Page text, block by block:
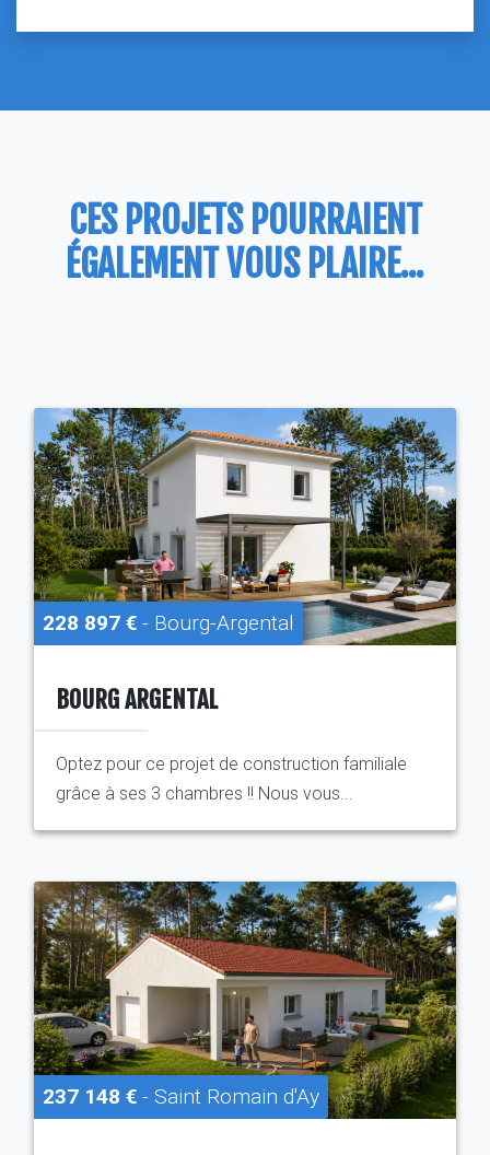
CES PROJETS POURRAIENT
ÉGALEMENT VOUS PLAIRE...
228 897 € - Bourg-Argental
BOURG ARGENTAL
Optez pour ce projet de construction familiale
grâce à ses 3 chambres !! Nous vous...
237 148 € - Saint Romain d'Ay